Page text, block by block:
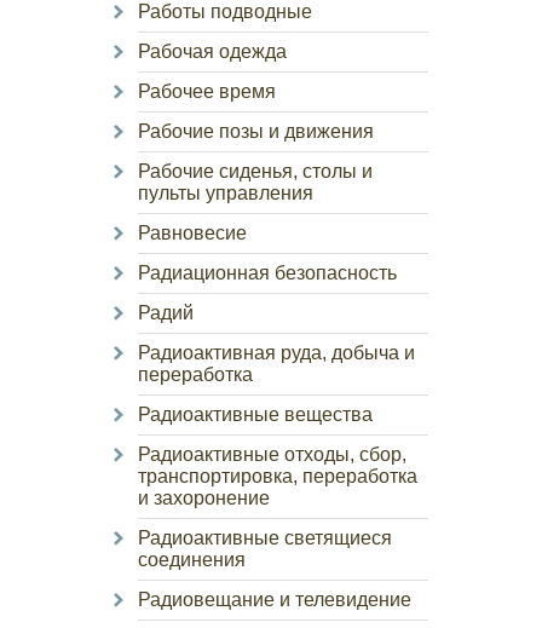
Работы подводные
Рабочая одежда
Рабочее время
Рабочие позы и движения
Рабочие сиденья, столы и
пульты управления
Равновесие
Радиационная безопасность
Радий
Радиоактивная руда, добыча и
переработка
Радиоактивные вещества
Радиоактивные отходы, сбор,
транспортировка, переработка
и захоронение
Радиоактивные светящиеся
соединения
Радиовещание и телевидение